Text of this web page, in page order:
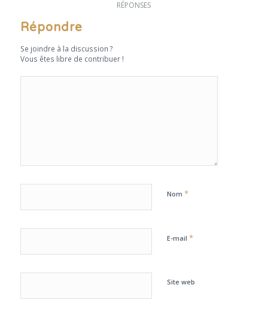
RÉPONSES
Répondre
Se joindre à la discussion ?
Vous êtes libre de contribuer !
Nom *
E-mail *
Site web